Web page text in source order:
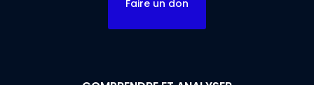
Faire un don